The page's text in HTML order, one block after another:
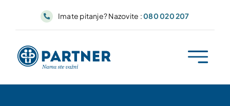
Imate pitanje? Nazovite :080 020 207